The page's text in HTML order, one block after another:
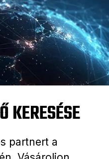
KERESÉSE
partnert a